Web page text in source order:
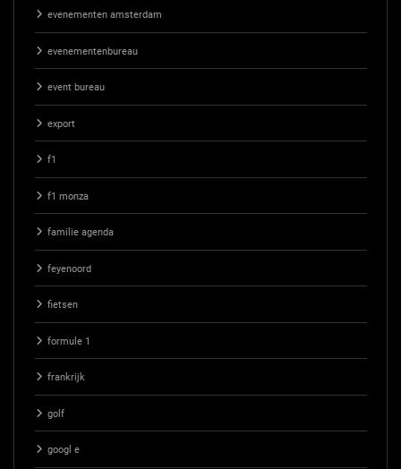
evenementen amsterdam
evenementenbureau
event bureau
export
f1
f1 monza
familie agenda
feyenoord
fietsen
formule 1
frankrijk
golf
googl e